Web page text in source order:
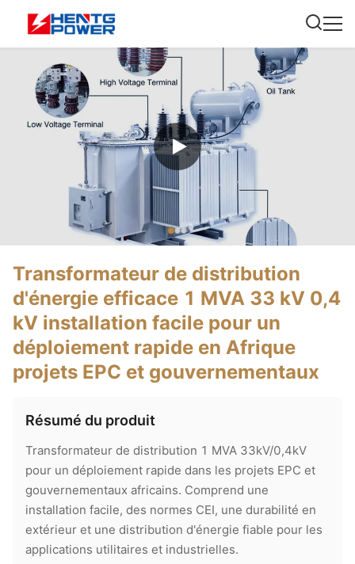
Transformateur de distribution
d'énergie efficace 1 MVA 33 kV 0,4
kV installation facile pour un
déploiement rapide en Afrique
projets EPC et gouvernementaux
Résumé du produit
Transformateur de distribution 1 MVA 33kV/0,4kV
pour un déploiement rapide dans les projets EPC et
gouvernementaux africains. Comprend une
installation facile, des normes CEI, une durabilité en
extérieur et une distribution d'énergie fiable pour les
applications utilitaires et industrielles.